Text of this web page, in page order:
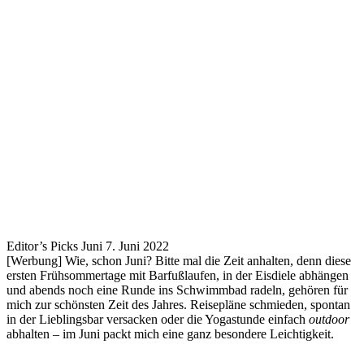
Editor’s Picks Juni 7. Juni 2022
[Werbung] Wie, schon Juni? Bitte mal die Zeit anhalten, denn diese
ersten Frühsommertage mit Barfußlaufen, in der Eisdiele abhängen
und abends noch eine Runde ins Schwimmbad radeln, gehören für
mich zur schönsten Zeit des Jahres. Reisepläne schmieden, spontan
in der Lieblingsbar versacken oder die Yogastunde einfach outdoor
abhalten – im Juni packt mich eine ganz besondere Leichtigkeit.